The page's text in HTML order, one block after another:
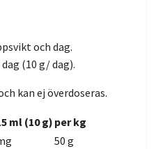
och dag.
(10 g/ dag).
kan ej överdoseras.
ml (10 g) per kg
50 g